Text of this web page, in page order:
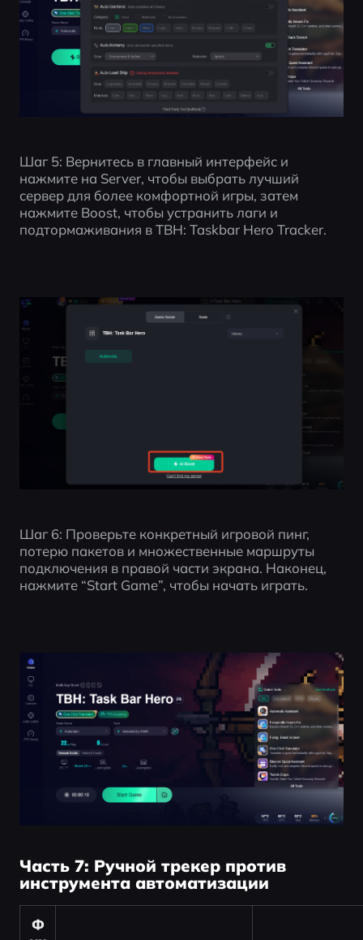
Шаг 5: Вернитесь в главный интерфейс и
нажмите на Server, чтобы выбрать лучший
сервер для более комфортной игры, затем
нажмите Boost, чтобы устранить лаги и
подтормаживания в TBH: Taskbar Hero Tracker.
Шаг 6: Проверьте конкретный игровой пинг,
потерю пакетов и множественные маршруты
подключения в правой части экрана. Наконец,
нажмите “Start Game”, чтобы начать играть.
Часть 7: Ручной трекер против
инструмента автоматизации
Ф